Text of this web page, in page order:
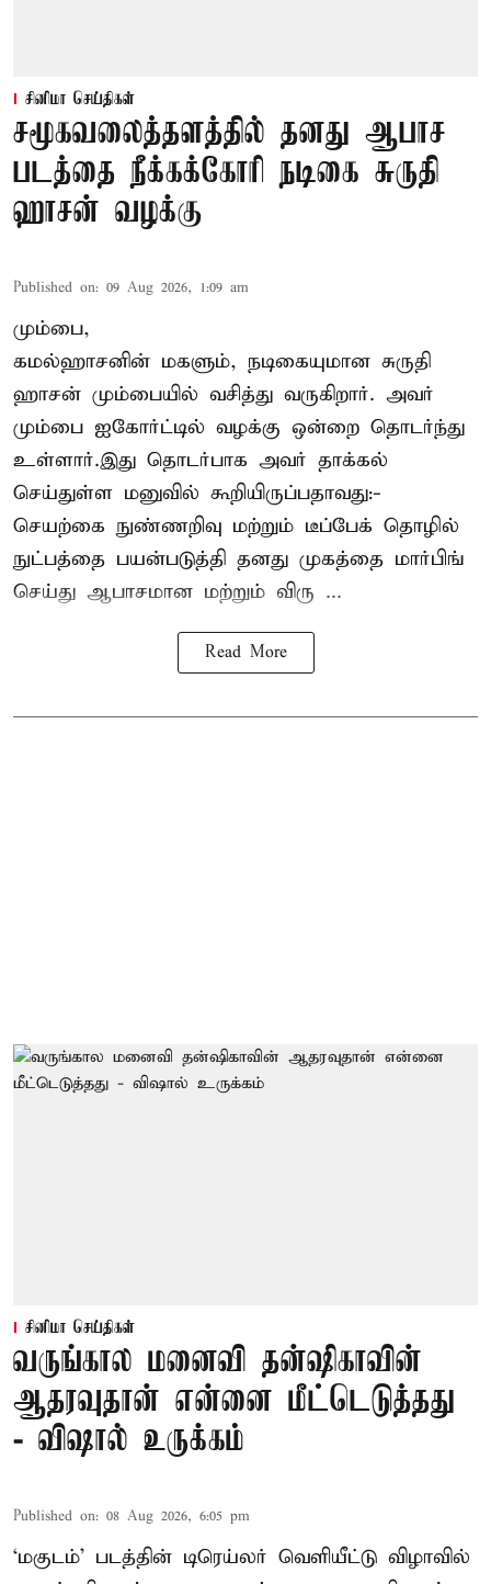
சினிமா செய்திகள்
சமூகவலைத்தளத்தில் தனது ஆபாச
படத்தை நீக்கக்கோரி நடிகை சுருதி
ஹாசன் வழக்கு
Published on: 09 Aug 2026, 1:09 am
மும்பை,
கமல்ஹாசனின் மகளும், நடிகையுமான சுருதி
ஹாசன் மும்பையில் வசித்து வருகிறார். அவர்
மும்பை ஐகோர்ட்டில் வழக்கு ஒன்றை தொடர்ந்து
உள்ளார்.இது தொடர்பாக அவர் தாக்கல்
செய்துள்ள மனுவில் கூறியிருப்பதாவது:-
செயற்கை நுண்ணறிவு மற்றும் டீப்பேக் தொழில்
நுட்பத்தை பயன்படுத்தி தனது முகத்தை மார்பிங்
செய்து ஆபாசமான மற்றும் விரு ...
Read More
சினிமா செய்திகள்
வருங்கால மனைவி தன்ஷிகாவின்
ஆதரவுதான் என்னை மீட்டெடுத்தது
- விஷால் உருக்கம்
Published on: 08 Aug 2026, 6:05 pm
‘மகுடம்’ படத்தின் டிரெய்லர் வெளியீட்டு விழாவில்